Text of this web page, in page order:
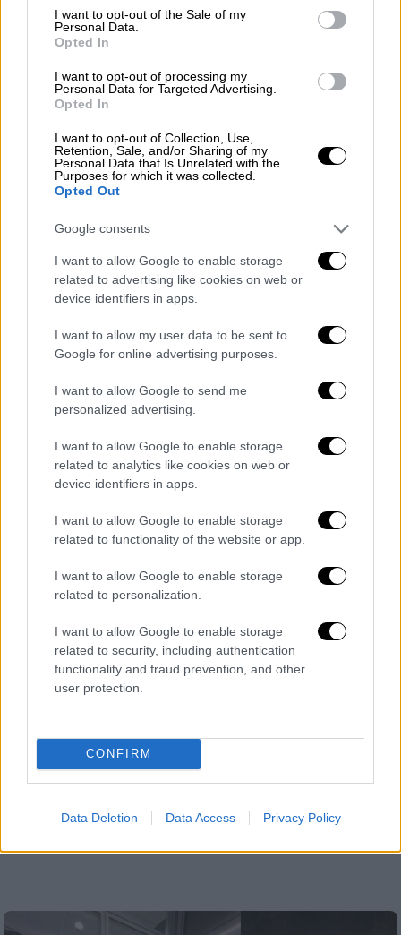
consent section.
I want to opt-out of the Sale of my
Personal Data.
Opted In
I want to opt-out of processing my
Personal Data for Targeted Advertising.
Opted In
I want to opt-out of Collection, Use,
Retention, Sale, and/or Sharing of my
Personal Data that Is Unrelated with the
Purposes for which it was collected.
Opted Out
Google consents
I want to allow Google to enable storage
related to advertising like cookies on web or
device identifiers in apps.
I want to allow my user data to be sent to
Google for online advertising purposes.
I want to allow Google to send me
personalized advertising.
I want to allow Google to enable storage
related to analytics like cookies on web or
device identifiers in apps.
I want to allow Google to enable storage
related to functionality of the website or app.
I want to allow Google to enable storage
related to personalization.
I want to allow Google to enable storage
related to security, including authentication
functionality and fraud prevention, and other
user protection.
CONFIRM
Data Deletion Data Access Privacy Policy
Σαν Σήμερα 18.09.2024 00:00
Ιταλοί έχασαν τη ζωή τους με οικτρό
τρόπο από τους πρώην συμμάχους τους
Ο Μουσολίνι εξοργίστηκε που οι Γερμανοί
έκαναν κάτι τέτοιο, αν και θεώρησε
Μεραρχίας Acqui!
Ιστορία|18.11.2023 07:55
Επιχείρηση Anglo: Πώς βρετανοί και
Έλληνες αχρήστευσαν αεροπλάνα των
Ιταλών στη Ρόδο – Το θλιβερό τέλος
των Δωδεκανήσιων συνεργατών των
Η επιχείρηση δολιοφθοράς
πραγματοποιήθηκε από οκτώ Βρετανούς
των Ειδικών Δυνάμεων του Ναυτικού,
συνεπικουρούμενοι από Έλληνες.